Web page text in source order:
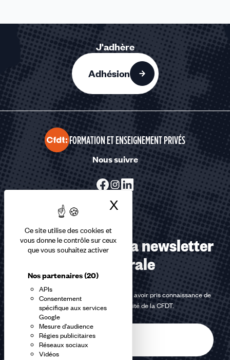
Ce site utilise des cookies et
vous donne le contrôle sur ceux
que vous souhaitez activer
Nos partenaires(20)
APIs
Consentement
spécifique aux services
Google
Mesure d'audience
Régies publicitaires
Réseaux sociaux
Vidéos
X Masquer le
J'adhère
Adhésion
FORMATION ET ENSEIGNEMENT PRIVÉS
Nous suivre
Abonnez-vous à la newsletter
confédérale
En m'inscrivant à la newsletter, j'affirme avoir pris connaissance de
lapolitique de confidentialité de la CFDT.